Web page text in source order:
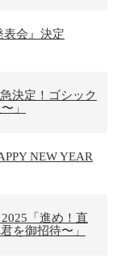
表会』決定
決定！ゴシック
」
NEW YEAR
「進め！直
を御招待〜」